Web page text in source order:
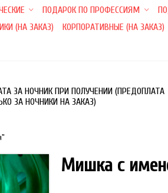
ПОДАРОК ПО ПРОФЕССИЯМ
(НА ЗАКАЗ) КОРПОРАТИВНЫЕ (НА ЗАКАЗ)
ЗА НОЧНИК ПРИ ПОЛУЧЕНИИ (ПРЕДОПЛАТА
ЗА НОЧНИКИ НА ЗАКАЗ)
Мишка с